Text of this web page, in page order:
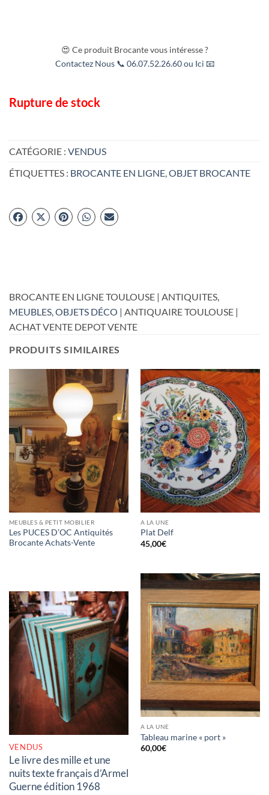
😍 Ce produit Brocante vous intéresse ?
Contactez Nous 📞 06.07.52.26.60 ou Ici 📧
Rupture de stock
CATÉGORIE : VENDUS
ÉTIQUETTES : BROCANTE EN LIGNE,OBJET BROCANTE
BROCANTE EN LIGNE TOULOUSE | ANTIQUITES,
MEUBLES OBJETS DÉCO | ANTIQUAIRE TOULOUSE |
ACHAT VENTE DEPOT VENTE
PRODUITS SIMILAIRES
MEUBLES & PETIT MOBILIER
Les PUCES D’OC Antiquités
Brocante Achats-Vente
A LA UNE
Plat Delf
45,00€
RUPTURE DE STOCK
VENDUS
Le livre des mille et une
nuits texte français d’Armel
Guerne édition 1968
A LA UNE
Tableau marine « port »
60,00€